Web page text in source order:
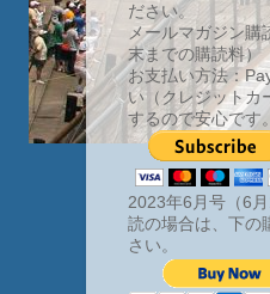
ださい。
メールマガジン購
末までの購読料）
お支払い方法：
い（クレジットカ
するので安心です。
2023年6月号（6
読の場合は、下の
さい。